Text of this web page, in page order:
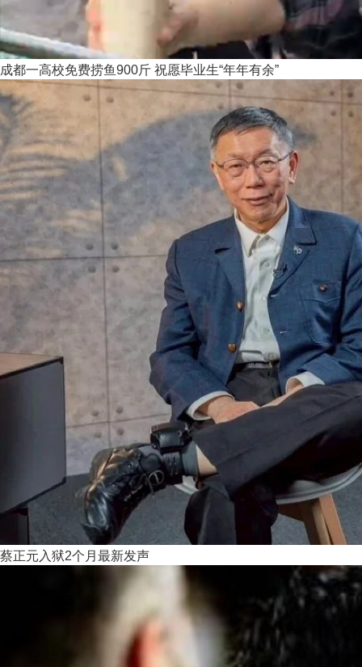
成都一高校免费捞鱼900斤 祝愿毕业生“年年有余”
蔡正元入狱2个月最新发声